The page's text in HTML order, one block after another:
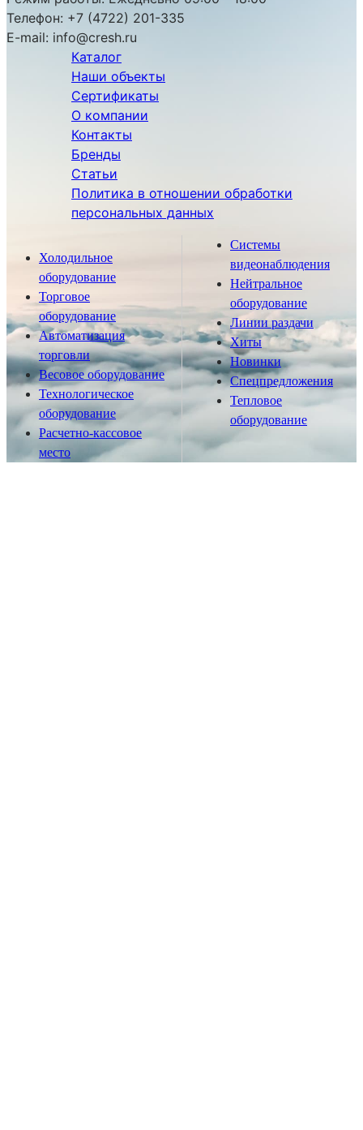
Телефон: +7 (4722) 201-335
E-mail: info@cresh.ru
Каталог
Наши объекты
Сертификаты
О компании
Контакты
Бренды
Статьи
Политика в отношении обработки
персональных данных
Холодильное
оборудование
Торговое
оборудование
Автоматизация
торговли
Весовое оборудование
Технологическое
оборудование
Расчетно-кассовое
место
Системы
видеонаблюдения
Нейтральное
оборудование
Линии раздачи
Хиты
Новинки
Спецпредложения
Тепловое
оборудование